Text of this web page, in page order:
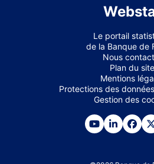
Le portail
de la Banque de
Nous
Plan du site
Mentions
Protections des
Gestion des